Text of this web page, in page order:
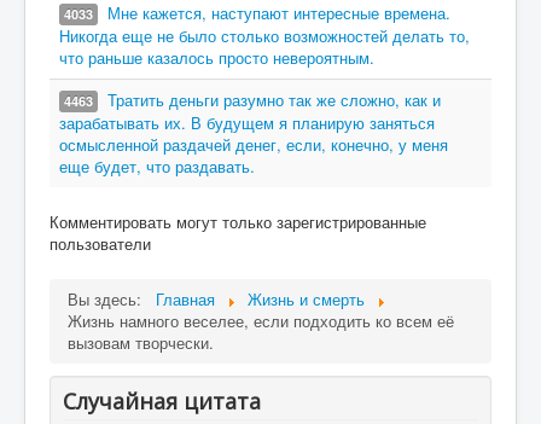
4033
Мне кажется, наступают интересные времена.
Никогда еще не было столько возможностей делать то,
что раньше казалось просто невероятным.
4463
Тратить деньги разумно так же сложно, как и
зарабатывать их. В будущем я планирую заняться
осмысленной раздачей денег, если, конечно, у меня
еще будет, что раздавать.
Комментировать могут только зарегистрированные
пользователи
Вы здесь: Главная
Жизнь и смерть
Жизнь намного веселее, если подходить ко всем её
вызовам творчески.
Случайная цитата